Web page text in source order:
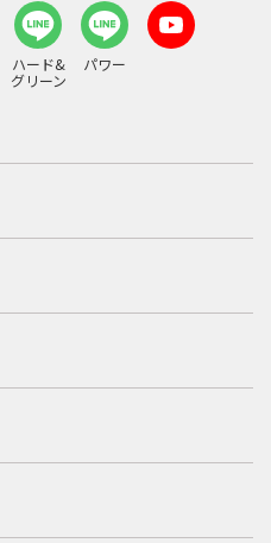
ハード&
グリーン
パワー